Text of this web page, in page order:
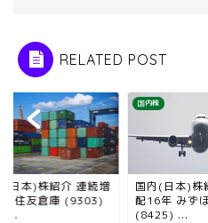
RELATED POST
(日本)株紹介 連続増
住友倉庫 (9303)
...
国内株
国内(日本)株
配16年 みず
(8425) ...